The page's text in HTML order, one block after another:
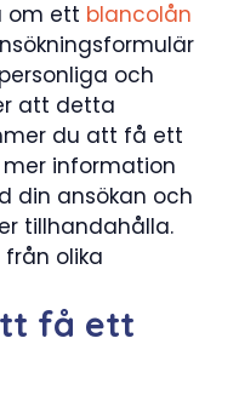
om ett blancolån
och
att detta
du att få ett
information
din ansökan och
tillhandahålla.
olika
få ett